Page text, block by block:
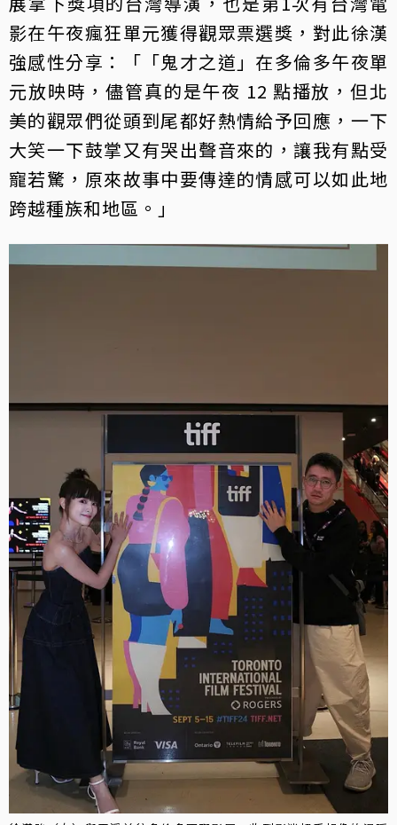
影在午夜瘋狂單元獲得觀眾票選獎，對此徐漢
強感性分享：「「鬼才之道」在多倫多午夜單
元放映時，儘管真的是午夜 12 點播放，但北
美的觀眾們從頭到尾都好熱情給予回應，一下
大笑一下鼓掌又有哭出聲音來的，讓我有點受
寵若驚，原來故事中要傳達的情感可以如此地
跨越種族和地區。」